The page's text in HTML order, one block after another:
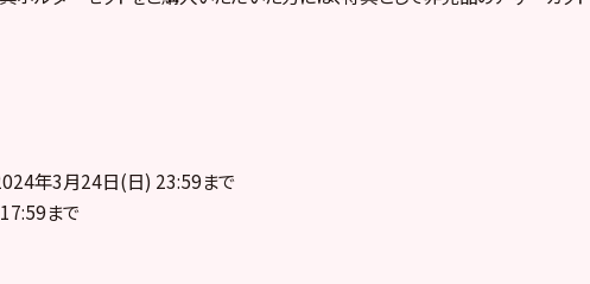
年3月24日(日) 23:59まで
まで